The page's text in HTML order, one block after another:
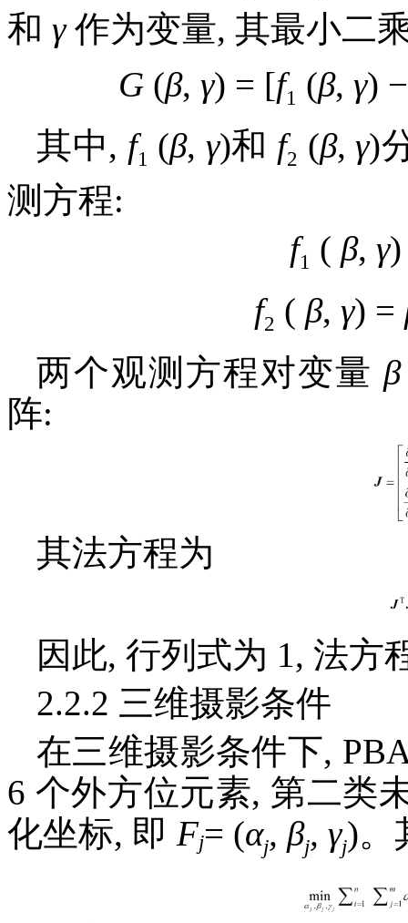
和 γ作为变量, 其最小二
G (β, γ) = [f1 (β, γ)
其中, f1 (β, γ)和 f2 (β,γ)
测方程:
f1 ( β, γ
f2 ( β, γ) =
两个观测方程对变量 β
阵:
其法方程为
因此, 行列式为 1, 法方
2.2.2 三维摄影条件
在三维摄影条件下,
6 个外方位元素, 第二类
化坐标, 即 Fj= (αj, βj, γj)。